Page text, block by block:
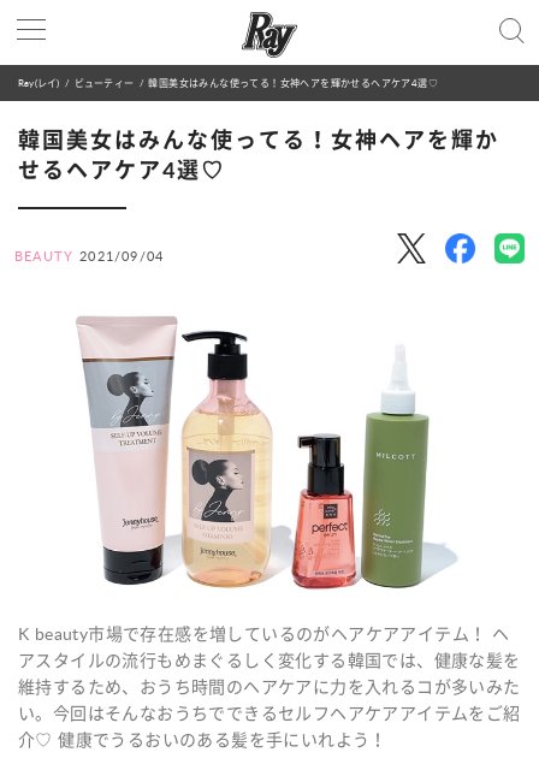
Ray(レイ) ビューティー 韓国美女はみんな使ってる！女神ヘアを輝かせるヘアケア4選♡
韓国美女はみんな使ってる！女神ヘアを輝か
せるヘアケア4選♡
BEAUTY 2021/09/04
K beauty市場で存在感を増しているのがヘアケアアイテム！ ヘ
アスタイルの流行もめまぐるしく変化する韓国では、健康な髪を
維持するため、おうち時間のヘアケアに力を入れるコが多いみた
い。今回はそんなおうちでできるセルフヘアケアアイテムをご紹
介♡ 健康でうるおいのある髪を手にいれよう！